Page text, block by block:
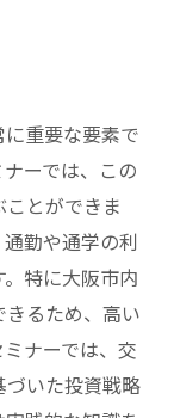
重要な要素で
ーでは、この
とができま
勤や通学の利
特に大阪市内
るため、高い
ナーでは、交
いた投資戦略